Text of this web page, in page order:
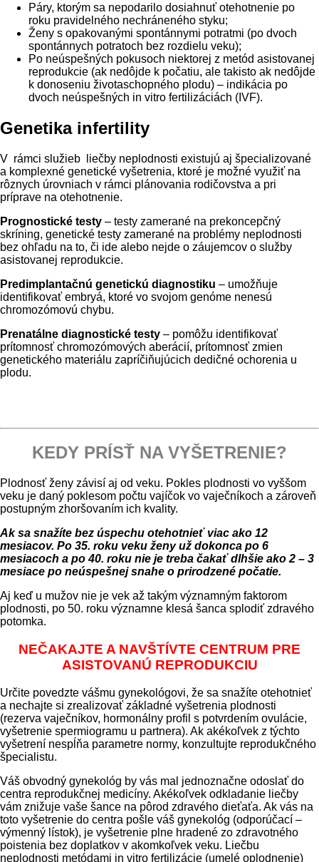
Páry, ktorým sa nepodarilo dosiahnuť otehotnenie po
roku pravidelného nechráneného styku;
Ženy s opakovanými spontánnymi potratmi (po dvoch
spontánnych potratoch bez rozdielu veku);
Po neúspešných pokusoch niektorej z metód asistovanej
reprodukcie (ak nedôjde k počatiu, ale takisto ak nedôjde
k donoseniu životaschopného plodu) – indikácia po
dvoch neúspešných in vitro fertilizáciách (IVF).
Genetika infertility
V rámci služieb liečby neplodnosti existujú aj špecializované
a komplexné genetické vyšetrenia, ktoré je možné využiť na
rôznych úrovniach v rámci plánovania rodičovstva a pri
príprave na otehotnenie.
Prognostické testy – testy zamerané na prekoncepčný
skríning, genetické testy zamerané na problémy neplodnosti
bez ohľadu na to, či ide alebo nejde o záujemcov o služby
asistovanej reprodukcie.
Predimplantačnú genetickú diagnostiku – umožňuje
identifikovať embryá, ktoré vo svojom genóme nenesú
chromozómovú chybu.
Prenatálne diagnostické testy – pomôžu identifikovať
prítomnosť chromozómových aberácií, prítomnosť zmien
genetického materiálu zapríčiňujúcich dedičné ochorenia u
plodu.
KEDY PRÍSŤ NA VYŠETRENIE?
Plodnosť ženy závisí aj od veku. Pokles plodnosti vo vyššom
veku je daný poklesom počtu vajíčok vo vaječníkoch a zároveň
postupným zhoršovaním ich kvality.
Ak sa snažíte bez úspechu otehotnieť viac ako 12
mesiacov. Po 35. roku veku ženy už dokonca po 6
mesiacoch a po 40. roku nie je treba čakať dlhšie ako 2 – 3
mesiace po neúspešnej snahe o prirodzené počatie.
Aj keď u mužov nie je vek až takým významným faktorom
plodnosti, po 50. roku významne klesá šanca splodiť zdravého
potomka.
NEČAKAJTE A NAVŠTÍVTE CENTRUM PRE
ASISTOVANÚ REPRODUKCIU
Určite povedzte vášmu gynekológovi, že sa snažíte otehotnieť
a nechajte si zrealizovať základné vyšetrenia plodnosti
(rezerva vaječníkov, hormonálny profil s potvrdením ovulácie,
vyšetrenie spermiogramu u partnera). Ak akékoľvek z týchto
vyšetrení nespĺňa parametre normy, konzultujte reprodukčného
špecialistu.
Váš obvodný gynekológ by vás mal jednoznačne odoslať do
centra reprodukčnej medicíny. Akékoľvek odkladanie liečby
vám znižuje vaše šance na pôrod zdravého dieťaťa. Ak vás na
toto vyšetrenie do centra pošle váš gynekológ (odporúčací –
výmenný lístok), je vyšetrenie plne hradené zo zdravotného
poistenia bez doplatkov v akomkoľvek veku. Liečbu
neplodnosti metódami in vitro fertilizácie (umelé oplodnenie)